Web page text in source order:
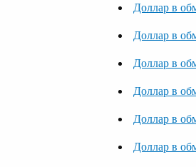
Доллар в
Доллар в
Доллар в
Доллар в
Доллар в
Доллар в